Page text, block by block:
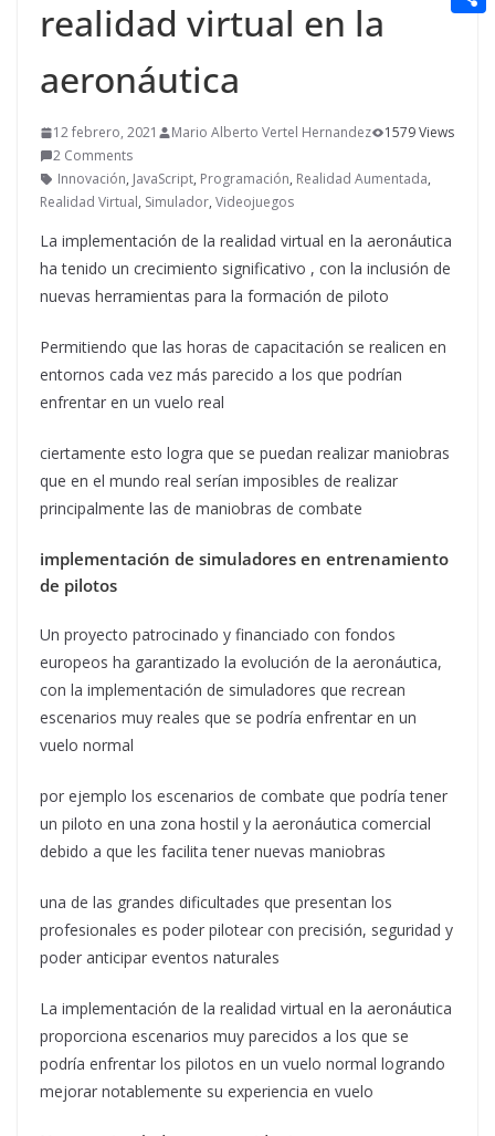
realidad virtual en la
aeronáutica
12 febrero, 2021 Mario Alberto Vertel Hernandez
1579 Views
2 Comments
Innovación, JavaScript, Programación, Realidad Aumentada,
Realidad Virtual, Simulador, Videojuegos
La implementación de la realidad virtual en la aeronáutica
ha tenido un crecimiento significativo , con la inclusión de
nuevas herramientas para la formación de piloto
Permitiendo que las horas de capacitación se realicen en
entornos cada vez más parecido a los que podrían
enfrentar en un vuelo real
ciertamente esto logra que se puedan realizar maniobras
que en el mundo real serían imposibles de realizar
principalmente las de maniobras de combate
implementación de simuladores en entrenamiento
de pilotos
Un proyecto patrocinado y financiado con fondos
europeos ha garantizado la evolución de la aeronáutica,
con la implementación de simuladores que recrean
escenarios muy reales que se podría enfrentar en un
vuelo normal
por ejemplo los escenarios de combate que podría tener
un piloto en una zona hostil y la aeronáutica comercial
debido a que les facilita tener nuevas maniobras
una de las grandes dificultades que presentan los
profesionales es poder pilotear con precisión, seguridad y
poder anticipar eventos naturales
La implementación de la realidad virtual en la aeronáutica
proporciona escenarios muy parecidos a los que se
podría enfrentar los pilotos en un vuelo normal logrando
mejorar notablemente su experiencia en vuelo
n
a
ip